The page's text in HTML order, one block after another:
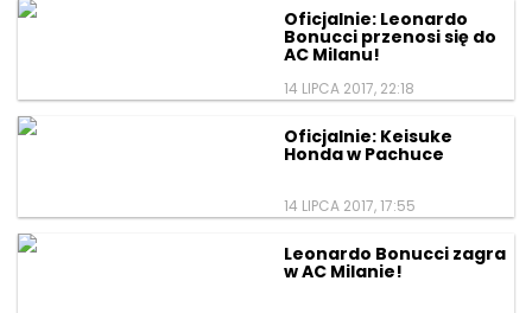
Oficjalnie: Leonardo
Bonucci przenosi się do
AC Milanu!
14 LIPCA 2017, 22:18
Oficjalnie: Keisuke
Honda w Pachuce
14 LIPCA 2017, 17:55
Leonardo Bonucci zagra
w AC Milanie!